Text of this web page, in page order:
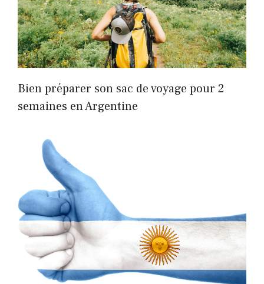
Bien préparer son sac de voyage pour 2
semaines en Argentine